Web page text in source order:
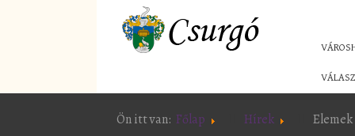
Ön itt van: Főlap Hírek